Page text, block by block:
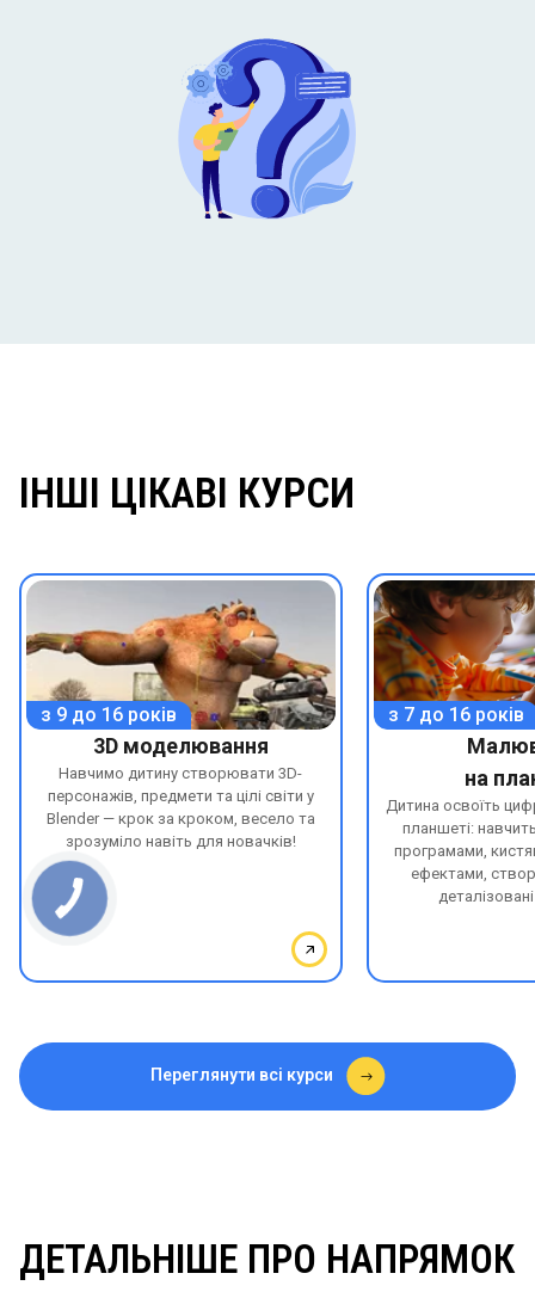
ІНШІ ЦІКАВІ КУРСИ
з 9 до 16 років
3D моделювання
Навчимо дитину створювати 3D-
персонажів, предмети та цілі світи у
Blender — крок за кроком, весело та
зрозуміло навіть для новачків!
з 7 до 16 років
на
Дитина освоїть
планшеті:
програмами,
ефектами,
Переглянути всі курси
ДЕТАЛЬНІШЕ ПРО НАПРЯМОК